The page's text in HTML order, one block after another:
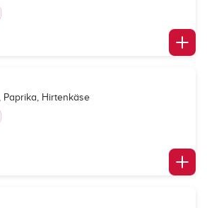
Paprika, Hirtenkäse